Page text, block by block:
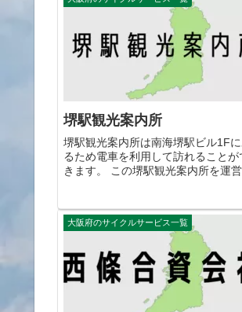
います。 高野町観光協会（高野山観
情報センター）楽らく観チャリの交...
堺駅観光案内所
堺駅観光案内所は南海堺駅ビル1F
るため電車を利用して訪れることが
きます。 この堺駅観光案内所を運営
ています。 スポーツタイプの自転
種類、クラシックタイプの自転...
大阪府のサイクルサービス一覧